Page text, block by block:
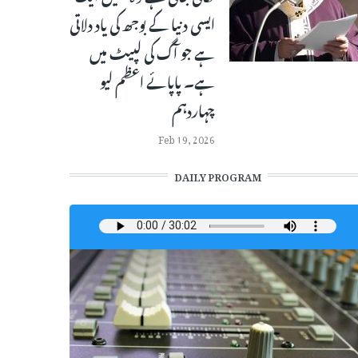
ایسی دنیا کے بوجھ کی یاد دلاتی
ہے جو آگ کی لپیٹ میں
ہے۔ پاپائے اعظم لیو
چہاردہم
Feb 19, 2026
DAILY PROGRAM